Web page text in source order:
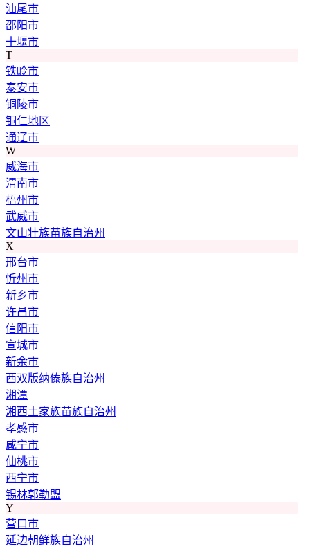
汕尾市
邵阳市
十堰市
T
铁岭市
泰安市
铜陵市
铜仁地区
通辽市
W
威海市
渭南市
梧州市
武威市
文山壮族苗族自治州
X
邢台市
忻州市
新乡市
许昌市
信阳市
宣城市
新余市
西双版纳傣族自治州
湘潭
湘西土家族苗族自治州
孝感市
咸宁市
仙桃市
西宁市
锡林郭勒盟
Y
营口市
延边朝鲜族自治州